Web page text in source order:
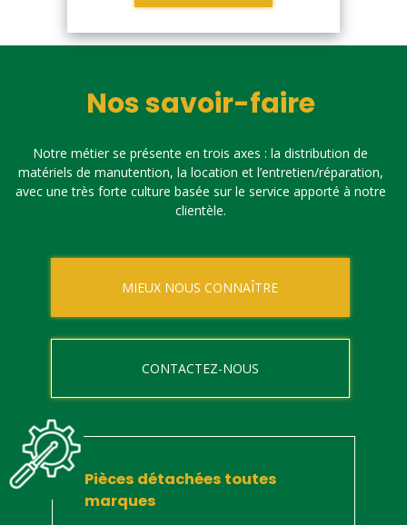
Nos savoir-faire
Notre métier se présente en trois axes : la distribution de
matériels de manutention, la location et l’entretien/réparation,
avec une très forte culture basée sur le service apporté à notre
clientèle.
MIEUX NOUS CONNAÎTRE
CONTACTEZ-NOUS
Pièces détachées toutes
marques